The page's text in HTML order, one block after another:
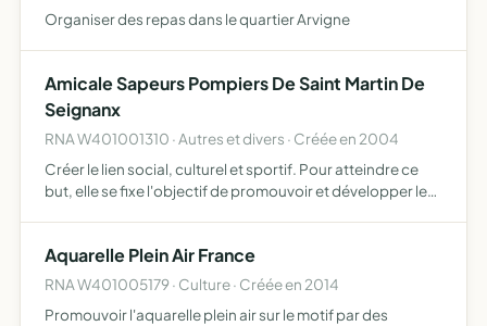
Organiser des repas dans le quartier Arvigne
Amicale Sapeurs Pompiers De Saint Martin De
Seignanx
RNA W401001310 · Autres et divers · Créée en 2004
Créer le lien social, culturel et sportif. Pour atteindre ce
but, elle se fixe l'objectif de promouvoir et développer les
Aquarelle Plein Air France
RNA W401005179 · Culture · Créée en 2014
Promouvoir l'aquarelle plein air sur le motif par des